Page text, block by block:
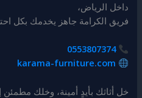
داخل الرياض،
فريق الكرامة جاهز يخدمك بكل
0553807374
karama-furniture.com
خل أثاثك بأيدٍ أمينة، وخلك